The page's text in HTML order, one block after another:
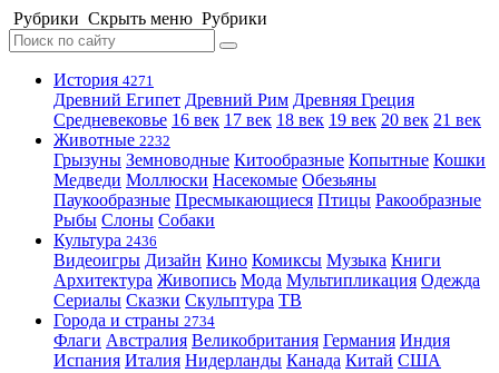
Рубрики Скрыть меню Рубрики
История 4271
Древний Египет Древний Рим Древняя Греция
Средневековье 16 век 17 век 18 век 19 век 20 век 21 век
Животные 2232
Грызуны Земноводные Китообразные Копытные Кошки
Медведи Моллюски Насекомые Обезьяны
Паукообразные Пресмыкающиеся Птицы Ракообразные
Рыбы Слоны Собаки
Культура 2436
Видеоигры Дизайн Кино Комиксы Музыка Книги
Архитектура Живопись Мода Мультипликация Одежда
Сериалы Сказки Скульптура ТВ
Города и страны 2734
Флаги Австралия Великобритания Германия Индия
Испания Италия Нидерланды Канада Китай США